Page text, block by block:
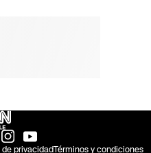
privacidadTérminos y condiciones